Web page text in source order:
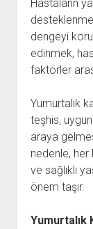
Hastaların
dengeyi
edinmek,
faktörler
Yumurtalık
teşhis,
araya
nedenle, her
ve sağlıklı
önem taşır.
Yumurtalık